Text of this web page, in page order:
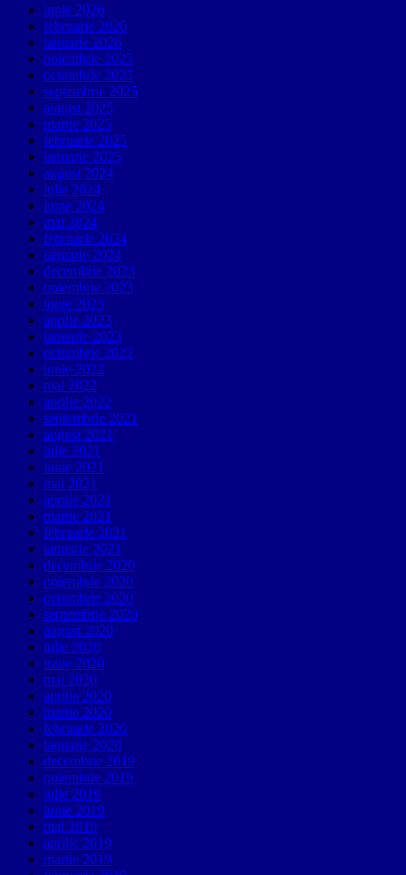
iunie 2026
februarie 2026
ianuarie 2026
noiembrie 2025
octombrie 2025
septembrie 2025
august 2025
martie 2025
februarie 2025
ianuarie 2025
august 2024
iulie 2024
iunie 2024
mai 2024
februarie 2024
ianuarie 2024
decembrie 2023
noiembrie 2023
iunie 2023
aprilie 2023
ianuarie 2023
octombrie 2022
iunie 2022
mai 2022
aprilie 2022
septembrie 2021
august 2021
iulie 2021
iunie 2021
mai 2021
aprilie 2021
martie 2021
februarie 2021
ianuarie 2021
decembrie 2020
noiembrie 2020
octombrie 2020
septembrie 2020
august 2020
iulie 2020
iunie 2020
mai 2020
aprilie 2020
martie 2020
februarie 2020
ianuarie 2020
decembrie 2019
noiembrie 2019
iulie 2019
iunie 2019
mai 2019
aprilie 2019
martie 2019